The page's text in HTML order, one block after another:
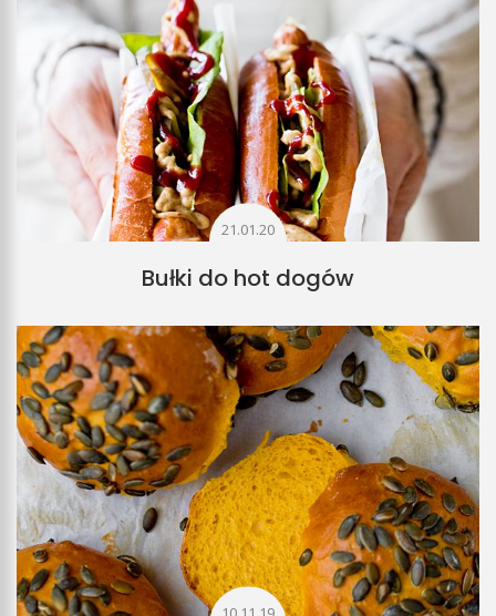
21.01.20
Bułki do hot dogów